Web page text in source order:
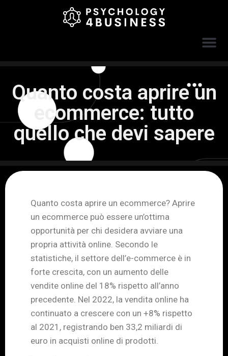
Quanto costa aprire un
ecommerce: tutto
quello che devi sapere
Quanto costa aprire un ecommerce? Aprire
un ecommerce può essere un’ottima
opportunità per chi desidera avviare una
propria attività online. Secondo le
statistiche, il settore dell’e-commerce è in
forte crescita, con un aumento delle
vendite online del 18% rispetto all’anno
precedente. Nel 2022, la vendita online ha
continuato a crescere con un +8% rispetto
al 2021, registrando ben 33,2 miliardi di
euro in acquisti online di prodotti.